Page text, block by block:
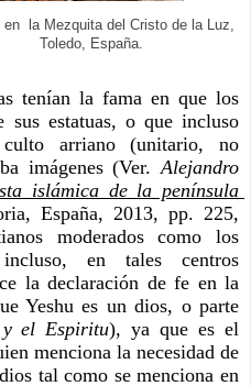
en la Mezquita del Cristo de la Luz,
Toledo, España.
tenían la fama en que los
sus estatuas, o que incluso
arriano (unitario, no
imágenes (Ver. Alejandro
islámica de la península
España, 2013, pp. 225,
incluso, en tales centros
la declaración de fe en la
Yeshu es un dios, o parte
el Espiritu), ya que es el
menciona la necesidad de